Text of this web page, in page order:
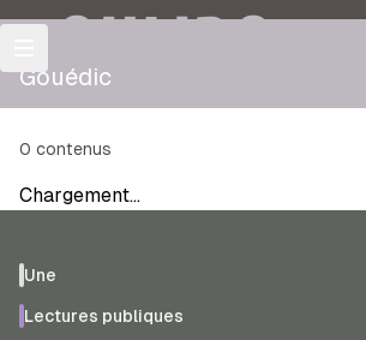
OULIPO
Gouédic
0 contenus
Chargement…
Une
Lectures publiques